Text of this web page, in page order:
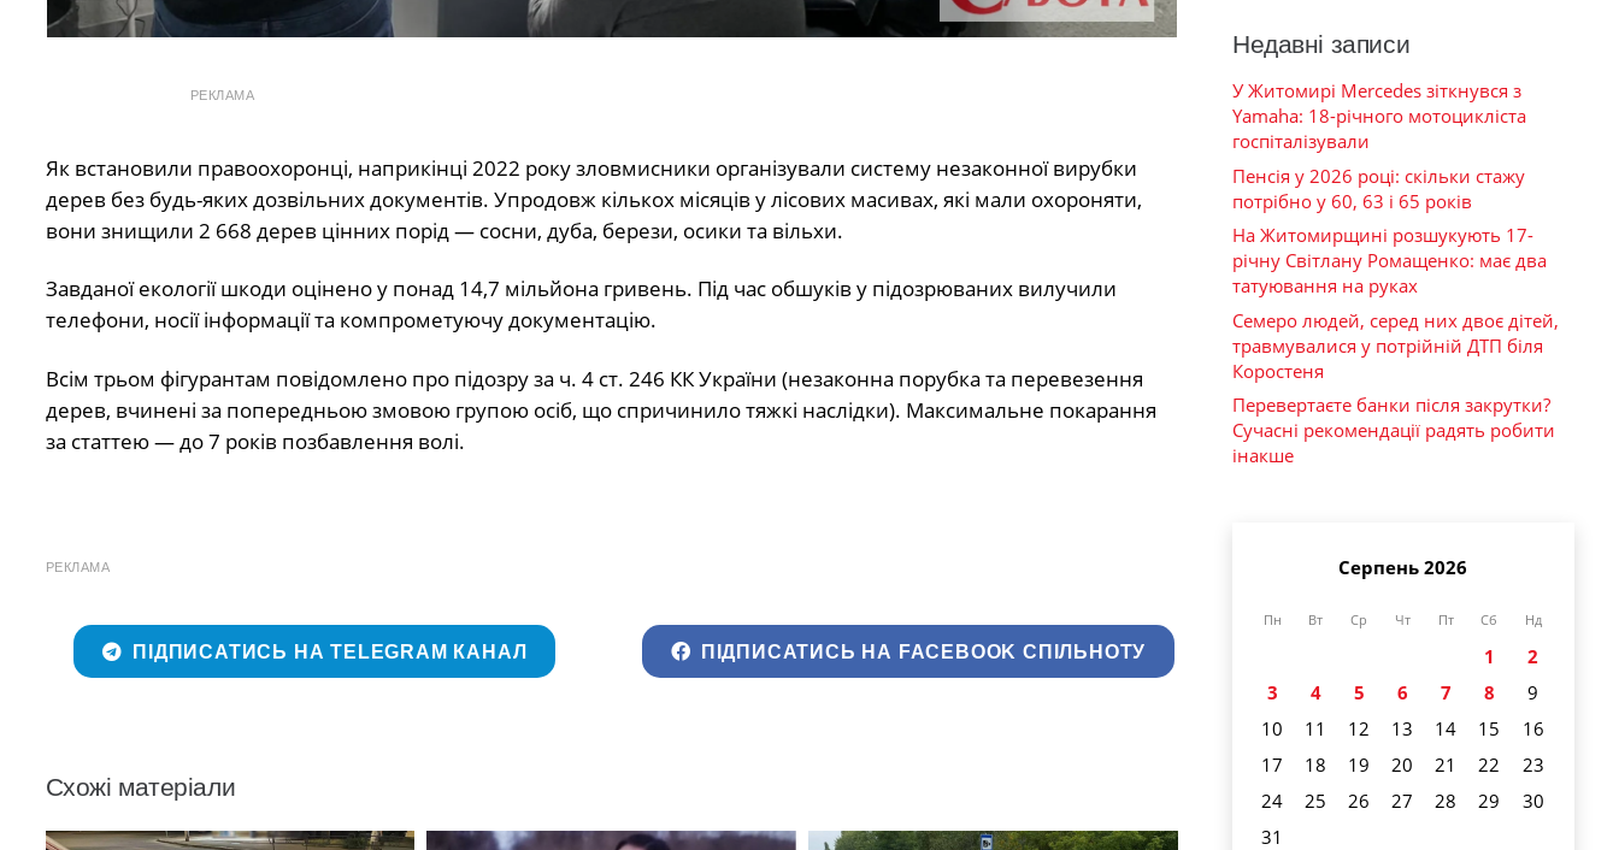
РЕКЛАМА
Як встановили правоохоронці, наприкінці 2022 року зловмисники організували систему незаконної вирубки
дерев без будь-яких дозвільних документів. Упродовж кількох місяців у лісових масивах, які мали охороняти,
вони знищили 2 668 дерев цінних порід — сосни, дуба, берези, осики та вільхи.
Завданої екології шкоди оцінено у понад 14,7 мільйона гривень. Під час обшуків у підозрюваних вилучили
телефони, носії інформації та компрометуючу документацію.
Всім трьом фігурантам повідомлено про підозру за ч. 4 ст. 246 КК України (незаконна порубка та перевезення
дерев, вчинені за попередньою змовою групою осіб, що спричинило тяжкі наслідки). Максимальне покарання
за статтею — до 7 років позбавлення волі.
РЕКЛАМА
ПІДПИСАТИСЬ НА TELEGRAM КАНАЛ ПІДПИСАТИСЬ НА FACEBOOK СПІЛЬНОТУ
Схожі матеріали
Недавні записи
У Житомирі Mercedes зіткнувся з
Yamaha: 18-річного мотоцикліста
госпіталізували
Пенсія у 2026 році: скільки стажу
потрібно у 60, 63 і 65 років
На Житомирщині розшукують 17-
річну Світлану Ромащенко: має два
татуювання на руках
Семеро людей, серед них двоє дітей,
травмувалися у потрійній ДТП біля
Коростеня
Перевертаєте банки після закрутки?
Сучасні рекомендації радять робити
інакше
Серпень 2026
Пн Вт Ср Чт Пт Сб Нд
1
2
3
4 5 6 7 8
9
10
11 12 13 14 15
16
17
18 19 20 21 22
23
24
25 26 27 28 29
30
31